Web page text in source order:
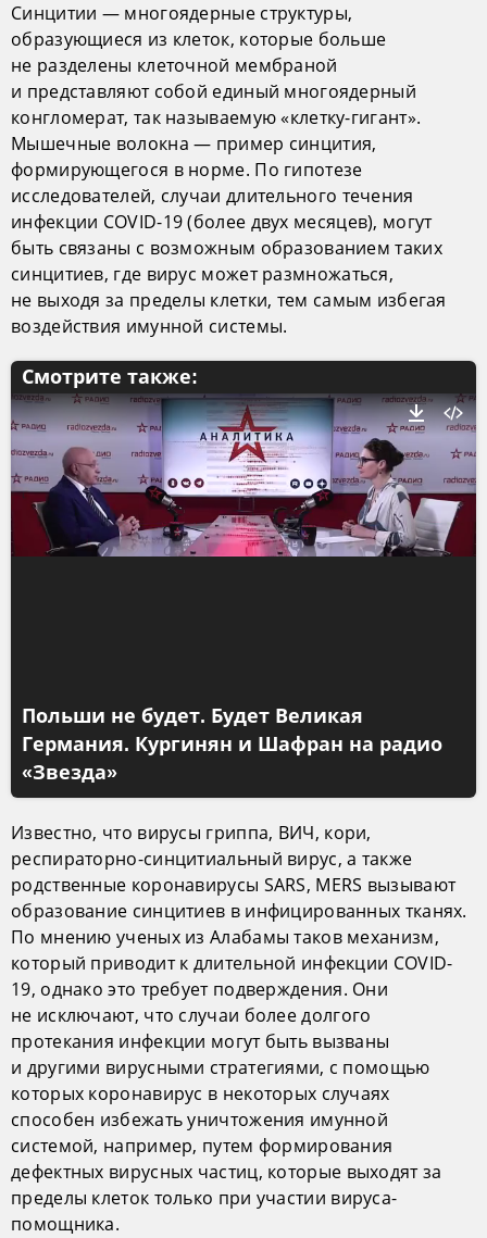
Синцитии — многоядерные структуры,
образующиеся из клеток, которые больше
не разделены клеточной мембраной
и представляют собой единый многоядерный
конгломерат, так называемую «клетку-гигант».
Мышечные волокна — пример синцития,
формирующегося в норме. По гипотезе
исследователей, случаи длительного течения
инфекции COVID-19 (более двух месяцев), могут
быть связаны с возможным образованием таких
синцитиев, где вирус может размножаться,
не выходя за пределы клетки, тем самым избегая
воздействия имунной системы.
Смотрите также:
Польши не будет. Будет Великая
Германия. Кургинян и Шафран на радио
«Звезда»
Известно, что вирусы гриппа, ВИЧ, кори,
респираторно-синцитиальный вирус, а также
родственные коронавирусы SARS, MERS вызывают
образование синцитиев в инфицированных тканях.
По мнению ученых из Алабамы таков механизм,
который приводит к длительной инфекции COVID-
19, однако это требует подверждения. Они
не исключают, что случаи более долгого
протекания инфекции могут быть вызваны
и другими вирусными стратегиями, с помощью
которых коронавирус в некоторых случаях
способен избежать уничтожения имунной
системой, например, путем формирования
дефектных вирусных частиц, которые выходят за
пределы клеток только при участии вируса-
помощника.